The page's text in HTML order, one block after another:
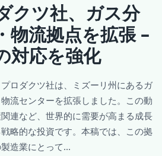
クツ社、ガス分
物流拠点を拡張 –
対応を強化
ロダクツ社は、ミズーリ州にあるガ
流センターを拡張しました。この動
連など、世界的に需要が高まる成長
略的な投資です。本稿では、この拠
造業にとって...